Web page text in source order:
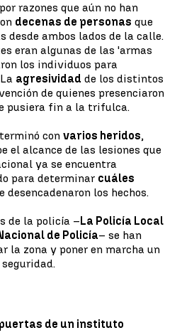
razones que aún no han
decenas de personas que
desde ambos lados de la calle.
eran algunas de las 'armas
los individuos para
agresividad de los distintos
de quienes presenciaron
pusiera fin a la trifulca.
con varios heridos,
el alcance de las lesiones que
ya se encuentra
para determinar cuáles
desencadenaron los hechos.
de la policía –La Policía Local
de Policía– se han
la zona y poner en marcha un
de un instituto